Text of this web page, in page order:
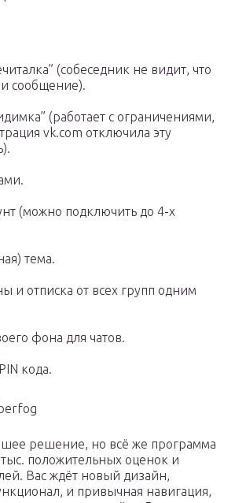
(собеседник не видит, что
сообщение).
(работает с ограничениями,
vk.com отключила эту
(можно подключить до 4-х
тема.
и отписка от всех групп одним
фона для чатов.
кода.
решение, но всё же программа
положительных оценок и
Вас ждёт новый дизайн,
и привычная навигация,